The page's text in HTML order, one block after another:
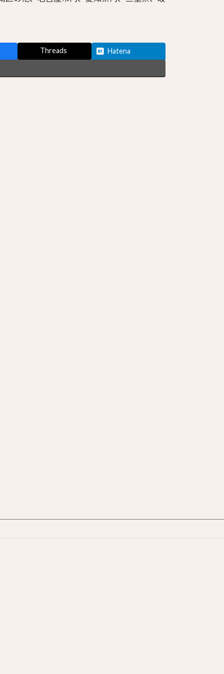
Threads Hatena